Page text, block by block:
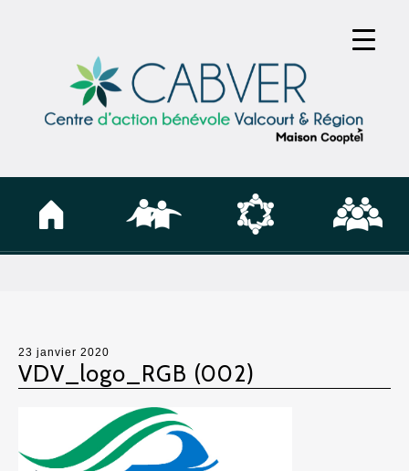
23 janvier 2020
VDV_logo_RGB (002)